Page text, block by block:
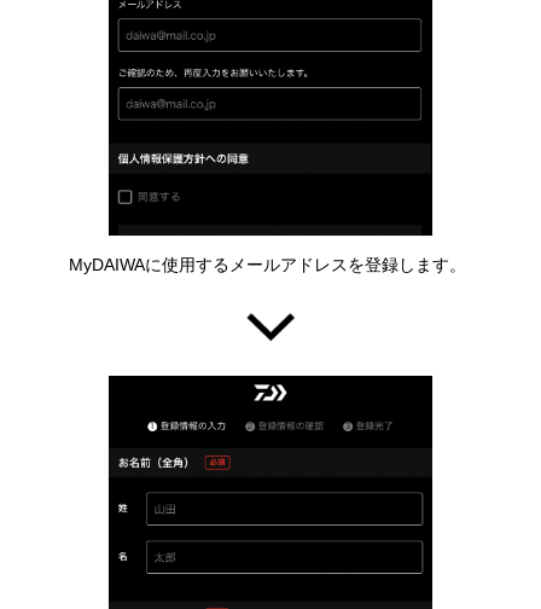
MyDAIWAに使用するメールアドレスを登録します。